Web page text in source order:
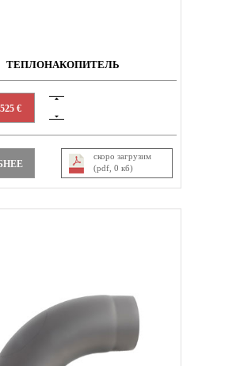
ТЕПЛОНАКОПИТЕЛЬ
€
скоро загрузим
(pdf, 0 кб)